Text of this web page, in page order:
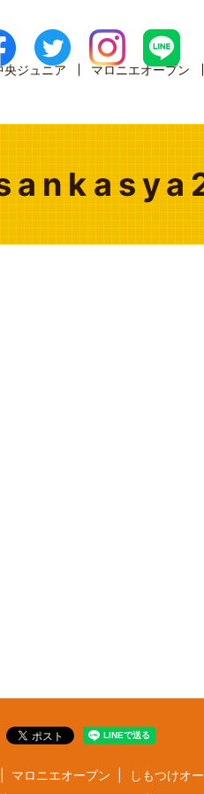
央ジュニア マロニエオープン
マロニエオープン しもつけオ